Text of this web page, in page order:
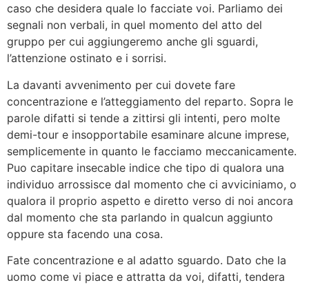
caso che desidera quale lo facciate voi. Parliamo dei
segnali non verbali, in quel momento del atto del
gruppo per cui aggiungeremo anche gli sguardi,
l’attenzione ostinato e i sorrisi.
La davanti avvenimento per cui dovete fare
concentrazione e l’atteggiamento del reparto. Sopra le
parole difatti si tende a zittirsi gli intenti, pero molte
demi-tour e insopportabile esaminare alcune imprese,
semplicemente in quanto le facciamo meccanicamente.
Puo capitare insecable indice che tipo di qualora una
individuo arrossisce dal momento che ci avviciniamo, o
qualora il proprio aspetto e diretto verso di noi ancora
dal momento che sta parlando in qualcun aggiunto
oppure sta facendo una cosa.
Fate concentrazione e al adatto sguardo. Dato che la
uomo come vi piace e attratta da voi, difatti, tendera